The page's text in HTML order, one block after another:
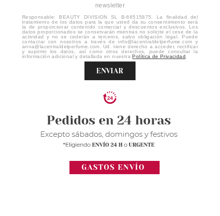
newsletter
Responsable: BEAUTY DIVISION SL B-66515875. La finalidad del
tratamiento de los datos para la que usted da su consentimiento será
la de proporcionar contenido comercial y descuentos exclusivos. Los
datos proporcionados se conservarán mientras no solicite el cese de la
actividad y no se cederán a terceros, salvo obligación legal. Puede
contactar con nosotros a través de info@lacentraldelperfume.com y
anna@lacentraldelperfume.com. Ud. tiene derecho a acceder, rectificar
y suprimir los datos, así como otros derechos, puede consultar la
información adicional y detallada en nuestraPolítica de Privacidad
ENVIAR